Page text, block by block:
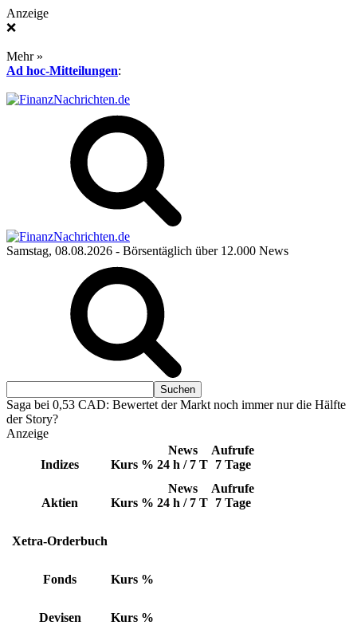
Anzeige
❌
Mehr »
Ad hoc-Mitteilungen:
Samstag, 08.08.2026 - Börsentäglich über 12.000 News
Saga bei 0,53 CAD: Bewertet der Markt noch immer nur die Hälfte
der Story?
Anzeige
Indizes Kurs %
News
24 h / 7 T
Aufrufe
7 Tage
Aktien Kurs %
News
24 h / 7 T
Aufrufe
7 Tage
Xetra-Orderbuch
Fonds Kurs %
Devisen Kurs %